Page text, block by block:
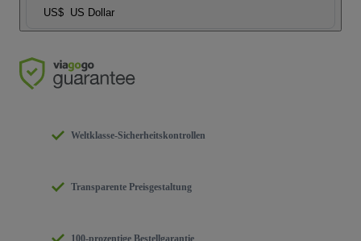
US$ US Dollar
Weltklasse-Sicherheitskontrollen
Transparente Preisgestaltung
100-prozentige Bestellgarantie